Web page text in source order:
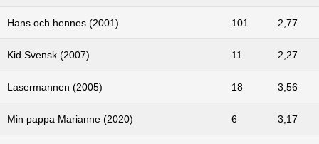
Hans och hennes (2001) 101 2,77
Kid Svensk (2007) 11 2,27
Lasermannen (2005) 18 3,56
Min pappa Marianne (2020) 6 3,17